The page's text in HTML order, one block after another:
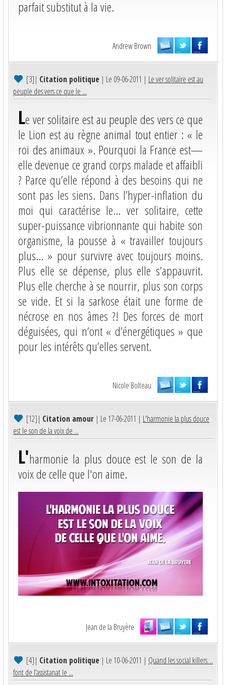
parfait substitut à la vie.
Andrew Brown
[3]| Citation politique | Le 09-06-2011 | Le ver solitaire est au
peuple des vers ce que le ...
Le ver solitaire est au peuple des vers ce que
le Lion est au règne animal tout entier : « le
roi des animaux ». Pourquoi la France est—
elle devenue ce grand corps malade et affaibli
? Parce qu’elle répond à des besoins qui ne
sont pas les siens. Dans l’hyper-inflation du
moi qui caractérise le… ver solitaire, cette
super-puissance vibrionnante qui habite son
organisme, la pousse à « travailler toujours
plus… » pour survivre avec toujours moins.
Plus elle se dépense, plus elle s’appauvrit.
Plus elle cherche à se nourrir, plus son corps
se vide. Et si la sarkose était une forme de
nécrose en nos âmes ?! Des forces de mort
déguisées, qui n’ont « d’énergétiques » que
pour les intérêts qu’elles servent.
Nicole Bolteau
[12]| Citation amour | Le 17-06-2011 | L'harmonie la plus douce
est le son de la voix de ...
L'harmonie la plus douce est le son de la
voix de celle que l'on aime.
Jean de la Bruyère
[4]| Citation politique | Le 10-06-2011 | Quand les social killers…
font de l’assistanat le ...